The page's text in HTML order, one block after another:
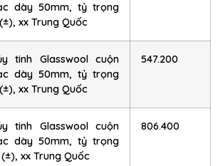
dày 50mm, tỷ trọng
xx Trung Quốc
tinh Glasswool cuộn
dày 50mm, tỷ trọng
xx Trung Quốc
547.200
tinh Glasswool cuộn
dày 50mm, tỷ trọng
xx Trung Quốc
806.400